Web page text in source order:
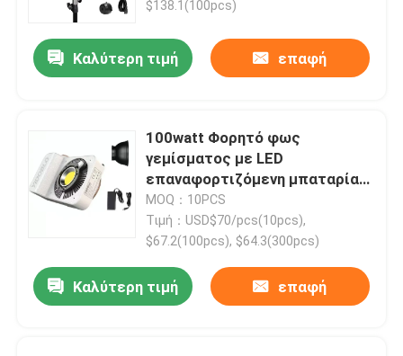
$138.1(100pcs)
Καλύτερη τιμή επαφή
100watt Φορητό φως
γεμίσματος με LED
επαναφορτιζόμενη μπαταρία
τροφοδοτείται από
διχρωματική θερμοκρασία
7500K + 300K
MOQ：10PCS
Τιμή：USD$70/pcs(10pcs),
$67.2(100pcs), $64.3(300pcs)
Καλύτερη τιμή επαφή